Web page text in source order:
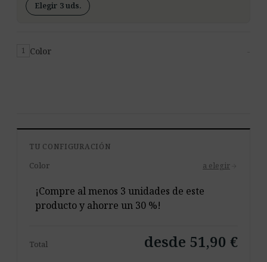
Elegir 3 uds.
1 Color
TU CONFIGURACIÓN
Color a elegir arrow_forward
¡Compre al menos 3 unidades de este
producto y ahorre un 30 %!
Total desde 51,90 €